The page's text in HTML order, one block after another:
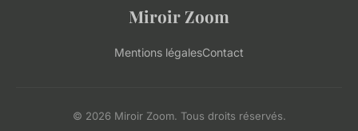
Miroir Zoom
Mentions légalesContact
© 2026 Miroir Zoom. Tous droits réservés.